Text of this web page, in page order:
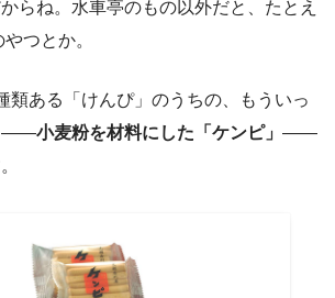
らね。水車亭のもの以外だと、たとえ
やつとか。
類ある「けんぴ」のうちの、もういっ
――小麦粉を材料にした「ケンピ」 ――